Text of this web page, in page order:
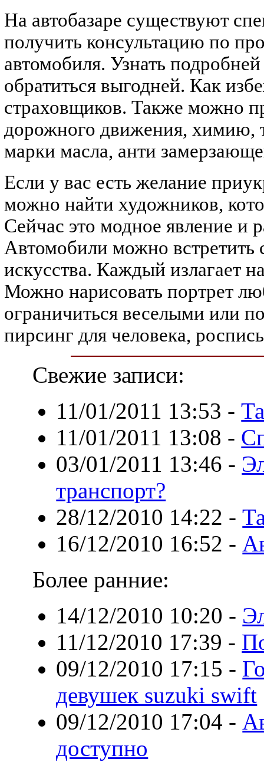
На автобазаре существуют
получить консультацию по
автомобиля. Узнать
обратиться выгодней. Как
страховщиков. Также можно
дорожного движения, химию,
марки масла, анти
Если у вас есть желание
можно найти художников,
Сейчас это модное явление и
Автомобили можно встретить
искусства. Каждый излагает
Можно нарисовать портрет
ограничиться веселыми или
пирсинг для человека,
Свежие записи:
11/01/2011 13:53 -
11/01/2011 13:08 -
03/01/2011 13:46 -
транспорт?
28/12/2010 14:22 -
16/12/2010 16:52 -
Более ранние:
14/12/2010 10:20 -
11/12/2010 17:39 -
09/12/2010 17:15 -
девушек suzuki swift
09/12/2010 17:04 -
доступно